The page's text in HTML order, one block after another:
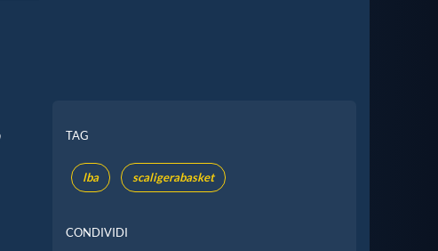
TAG
lba scaligerabasket
CONDIVIDI